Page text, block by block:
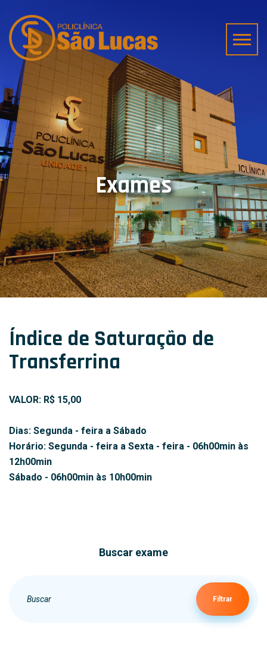
Exames
Índice de Saturação de
Transferrina
VALOR: R$ 15,00
Dias: Segunda - feira a Sábado
Horário: Segunda - feira a Sexta - feira - 06h00min às
12h00min
Sábado - 06h00min às 10h00min
Buscar exame
Filtrar